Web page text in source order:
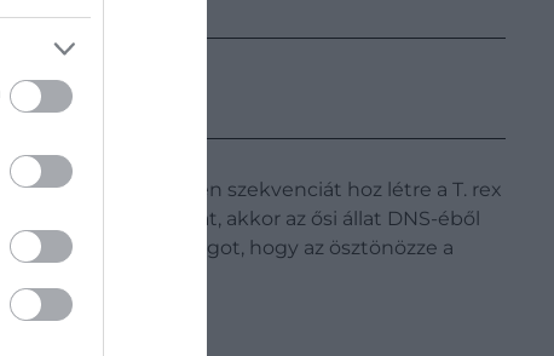
egy teljes kollagén szekvenciát hoz létre a T. rex
sikeres a folyamat, akkor az ősi állat DNS-éből
tenyészti az anyagot, hogy az ösztönözze a